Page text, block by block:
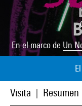
En el marco de Un
Visita Resumen